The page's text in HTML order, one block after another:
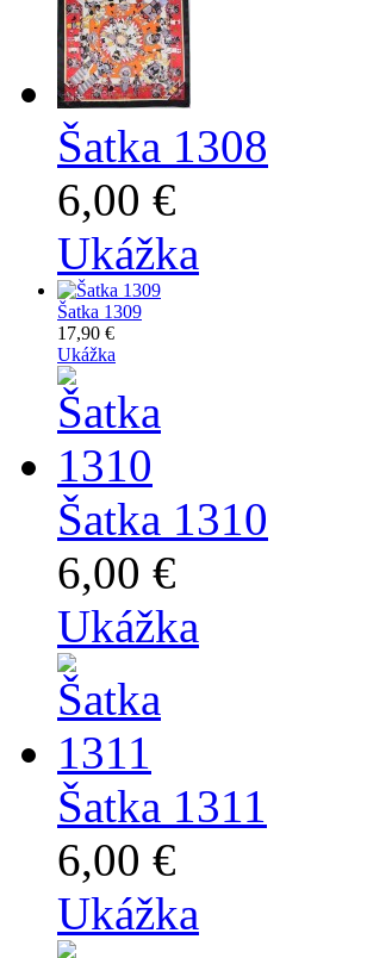
Šatka 1308
6,00 €
Ukážka
Šatka 1309
17,90 €
Ukážka
Šatka 1310
6,00 €
Ukážka
Šatka 1311
6,00 €
Ukážka